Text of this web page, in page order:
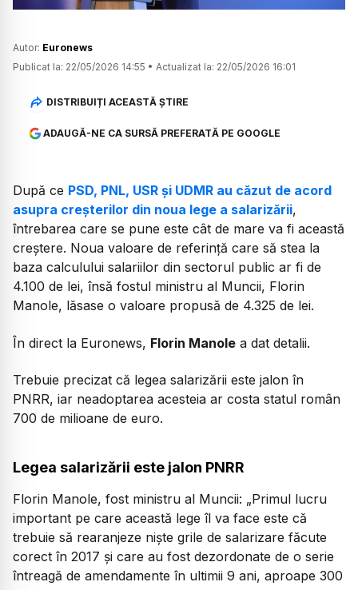
Autor: Euronews
Publicat la: 22/05/2026 14:55 • Actualizat la: 22/05/2026 16:01
DISTRIBUIȚI ACEASTĂ ȘTIRE
ADAUGĂ-NE CA SURSĂ PREFERATĂ PE GOOGLE
După ce PSD, PNL, USR și UDMR au căzut de acord
asupra creșterilor din noua lege a salarizării,
întrebarea care se pune este cât de mare va fi această
creștere. Noua valoare de referință care să stea la
baza calculului salariilor din sectorul public ar fi de
4.100 de lei, însă fostul ministru al Muncii, Florin
Manole, lăsase o valoare propusă de 4.325 de lei.
În direct la Euronews, Florin Manole a dat detalii.
Trebuie precizat că legea salarizării este jalon în
PNRR, iar neadoptarea acesteia ar costa statul român
700 de milioane de euro.
Legea salarizării este jalon PNRR
Florin Manole, fost ministru al Muncii: „Primul lucru
important pe care această lege îl va face este că
trebuie să rearanjeze niște grile de salarizare făcute
corect în 2017 și care au fost dezordonate de o serie
întreagă de amendamente în ultimii 9 ani, aproape 300